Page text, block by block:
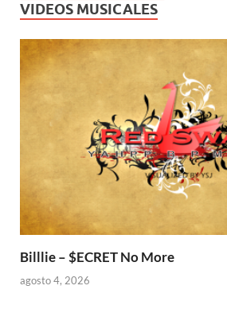
VIDEOS MUSICALES
Billlie – $ECRET No More
agosto 4, 2026